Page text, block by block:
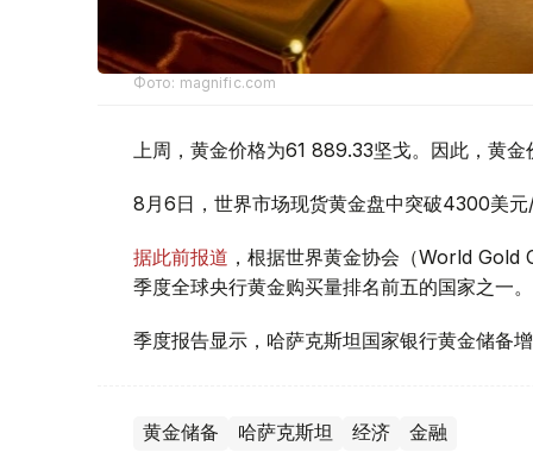
Фото: magnific.com
上周，黄金价格为61 889.33坚戈。因此，黄
8月6日，世界市场现货黄金盘中突破4300美元
据此前报道 ，根据世界黄金协会（World
季度全球央行黄金购买量排名前五的国家之一。
季度报告显示，哈萨克斯坦国家银行黄金储备增
黄金储备 哈萨克斯坦 经济 金融